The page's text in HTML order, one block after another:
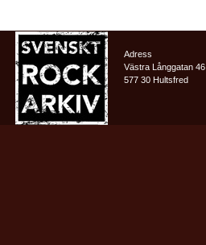
Adress
Västra Långgatan 46
577 30 Hultsfred